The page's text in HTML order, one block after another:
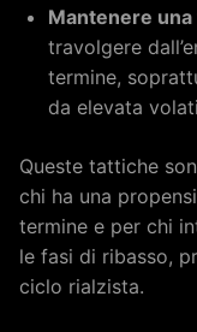
Mantenere
travolgere
termine,
da elevata
Queste tattiche
chi ha una
termine e per chi
le fasi di ribasso,
ciclo rialzista.